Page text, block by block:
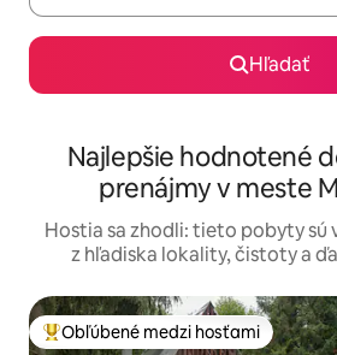
Hľadať
Najlepšie hodnotené
prenájmy v meste
Hostia sa zhodli: tieto pobyty sú
z hľadiska lokality, čistoty a
Najobľúbenejšie medzi hosťami
Obľúbené medzi hosťami